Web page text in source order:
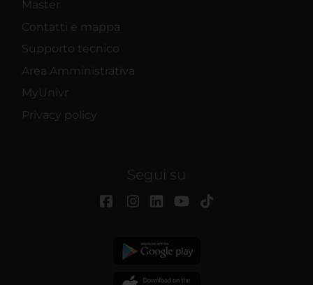
Master
Contatti e mappa
Supporto tecnico
Area Amministrativa
MyUnivr
Privacy policy
Segui su